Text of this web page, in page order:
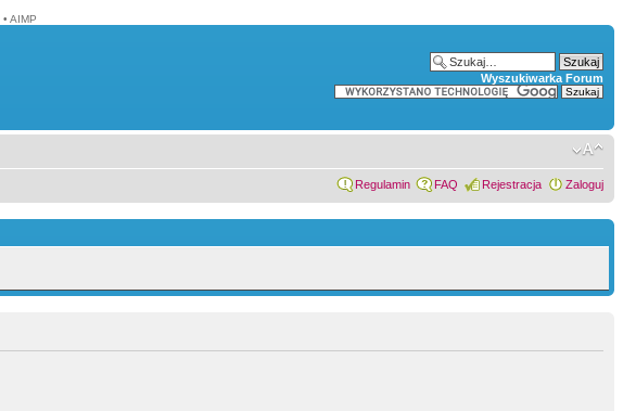
• AIMP
Wyszukiwarka Forum
Regulamin FAQ Rejestracja Zaloguj